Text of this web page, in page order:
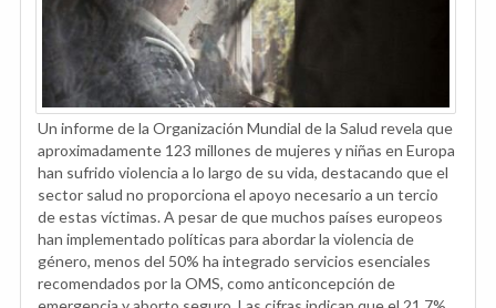
Un informe de la Organización Mundial de la Salud revela que
aproximadamente 123 millones de mujeres y niñas en Europa
han sufrido violencia a lo largo de su vida, destacando que el
sector salud no proporciona el apoyo necesario a un tercio
de estas víctimas. A pesar de que muchos países europeos
han implementado políticas para abordar la violencia de
género, menos del 50% ha integrado servicios esenciales
recomendados por la OMS, como anticoncepción de